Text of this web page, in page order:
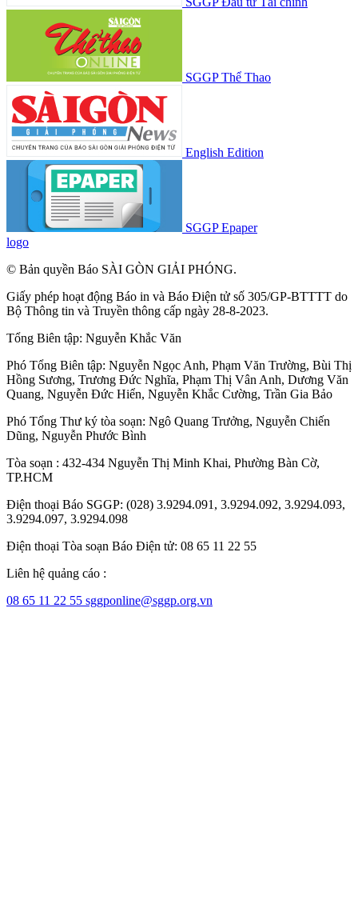
SGGP Thể Thao
English Edition
SGGP Epaper
logo
© Bản quyền Báo SÀI GÒN GIẢI PHÓNG.
Giấy phép hoạt động Báo in và Báo Điện tử số 305/GP-BTTTT do
Bộ Thông tin và Truyền thông cấp ngày 28-8-2023.
Tổng Biên tập: Nguyễn Khắc Văn
Phó Tổng Biên tập: Nguyễn Ngọc Anh, Phạm Văn Trường, Bùi Thị
Hồng Sương, Trương Đức Nghĩa, Phạm Thị Vân Anh, Dương Văn
Quang, Nguyễn Đức Hiển, Nguyễn Khắc Cường, Trần Gia Bảo
Phó Tổng Thư ký tòa soạn: Ngô Quang Trưởng, Nguyễn Chiến
Dũng, Nguyễn Phước Bình
Tòa soạn : 432-434 Nguyễn Thị Minh Khai, Phường Bàn Cờ,
TP.HCM
Điện thoại Báo SGGP: (028) 3.9294.091, 3.9294.092, 3.9294.093,
3.9294.097, 3.9294.098
Điện thoại Tòa soạn Báo Điện tử: 08 65 11 22 55
Liên hệ quảng cáo :
08 65 11 22 55 sggponline@sggp.org.vn